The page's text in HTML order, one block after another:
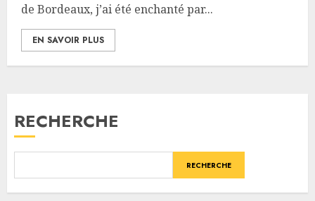
de Bordeaux, j’ai été enchanté par...
EN SAVOIR PLUS
RECHERCHE
RECHERCHE